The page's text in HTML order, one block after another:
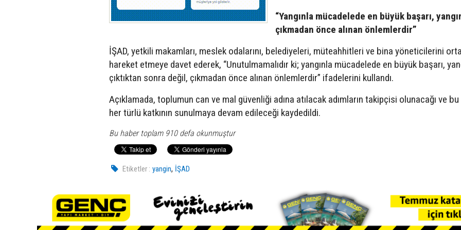
“Yangınla mücadelede en büyük başarı,
çıkmadan önce alınan önlemlerdir”
İŞAD, yetkili makamları, meslek odalarını, belediyeleri, müteahhitleri ve bina yöneticilerini
hareket etmeye davet ederek, “Unutulmamalıdır ki; yangınla mücadelede en büyük başarı,
çıktıktan sonra değil, çıkmadan önce alınan önlemlerdir” ifadelerini kullandı.
Açıklamada, toplumun can ve mal güvenliği adına atılacak adımların takipçisi olunacağı ve
her türlü katkının sunulmaya devam edileceği kaydedildi.
Bu haber toplam 910 defa okunmuştur
Etiketler : yangin, İŞAD